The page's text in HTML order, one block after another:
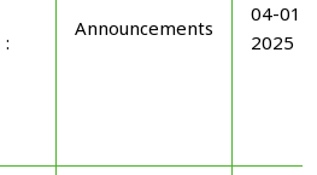
Announcements
04-01-
2025